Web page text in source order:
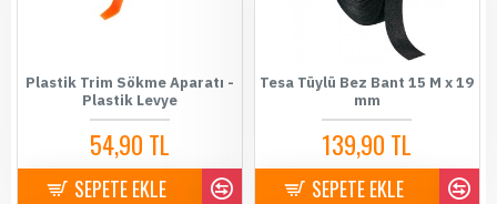
Plastik Trim Sökme Aparatı -
Plastik Levye
54,90 TL
SEPETE EKLE
Tesa Tüylü Bez Bant 15 M x 19
mm
139,90 TL
SEPETE EKLE